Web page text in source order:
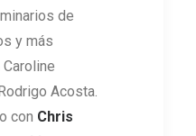
de
y más
Acosta.
con Chris